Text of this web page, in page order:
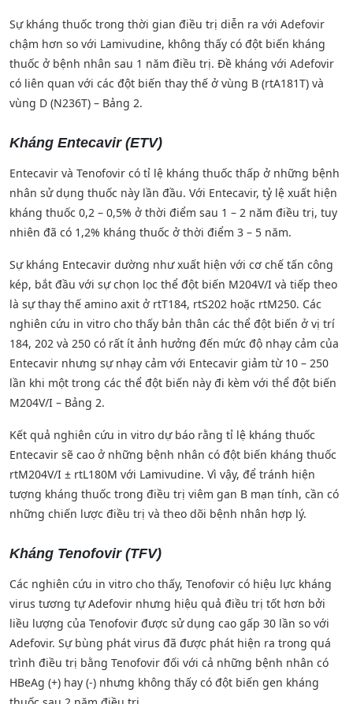
Sự kháng thuốc trong thời gian điều trị diễn ra với Adefovir
chậm hơn so với Lamivudine, không thấy có đột biến kháng
thuốc ở bệnh nhân sau 1 năm điều trị. Đề kháng với Adefovir
có liên quan với các đột biến thay thế ở vùng B (rtA181T) và
vùng D (N236T) – Bảng 2.
Kháng Entecavir (ETV)
Entecavir và Tenofovir có tỉ lệ kháng thuốc thấp ở những bệnh
nhân sử dụng thuốc này lần đầu. Với Entecavir, tỷ lệ xuất hiện
kháng thuốc 0,2 – 0,5% ở thời điểm sau 1 – 2 năm điều trị, tuy
nhiên đã có 1,2% kháng thuốc ở thời điểm 3 – 5 năm.
Sự kháng Entecavir dường như xuất hiện với cơ chế tấn công
kép, bắt đầu với sự chọn lọc thể đột biến M204V/I và tiếp theo
là sự thay thế amino axit ở rtT184, rtS202 hoặc rtM250. Các
nghiên cứu in vitro cho thấy bản thân các thể đột biến ở vị trí
184, 202 và 250 có rất ít ảnh hưởng đến mức độ nhạy cảm của
Entecavir nhưng sự nhạy cảm với Entecavir giảm từ 10 – 250
lần khi một trong các thể đột biến này đi kèm với thể đột biến
M204V/I – Bảng 2.
Kết quả nghiên cứu in vitro dự báo rằng tỉ lệ kháng thuốc
Entecavir sẽ cao ở những bệnh nhân có đột biến kháng thuốc
rtM204V/I ± rtL180M với Lamivudine. Vì vậy, để tránh hiện
tượng kháng thuốc trong điều trị viêm gan B mạn tính, cần có
những chiến lược điều trị và theo dõi bệnh nhân hợp lý.
Kháng Tenofovir (TFV)
Các nghiên cứu in vitro cho thấy, Tenofovir có hiệu lực kháng
virus tương tự Adefovir nhưng hiệu quả điều trị tốt hơn bởi
liều lượng của Tenofovir được sử dụng cao gấp 30 lần so với
Adefovir. Sự bùng phát virus đã được phát hiện ra trong quá
trình điều trị bằng Tenofovir đối với cả những bệnh nhân có
HBeAg (+) hay (-) nhưng không thấy có đột biến gen kháng